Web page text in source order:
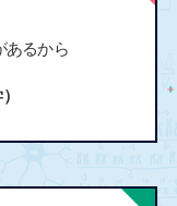
あるから